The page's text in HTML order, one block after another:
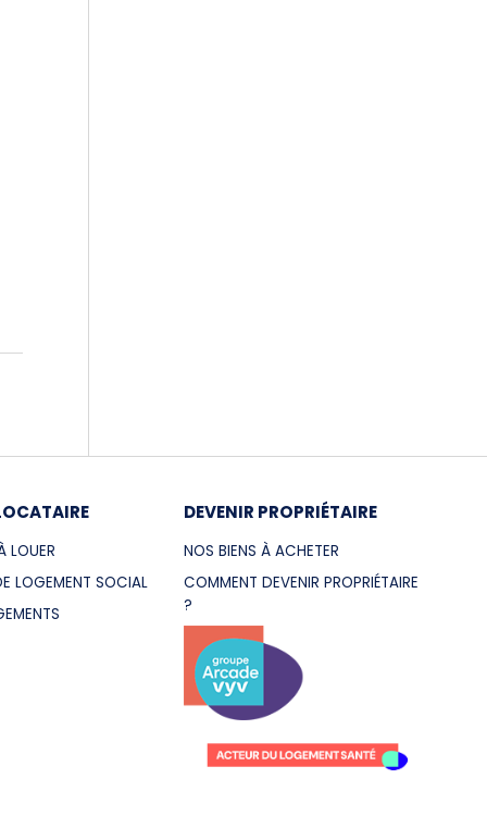
LOUER
LOGEMENT SOCIAL
DEVENIR PROPRIÉTAIRE
NOS BIENS À ACHETER
COMMENT DEVENIR PROPRIÉTAIRE
?